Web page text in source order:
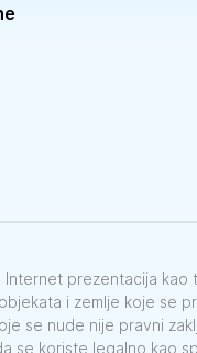
prezentacija
i zemlje koje se
se nude nije pravni
se koriste legalno kao